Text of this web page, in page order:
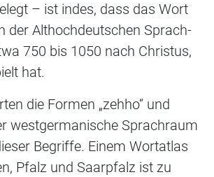
– ist indes, dass das Wort
der Althochdeutschen Sprach-
750 bis 1050 nach Christus,
hat.
die Formen „zehho“ und
westgermanische Sprachraum
Begriffe. Einem Wortatlas
Pfalz und Saarpfalz ist zu